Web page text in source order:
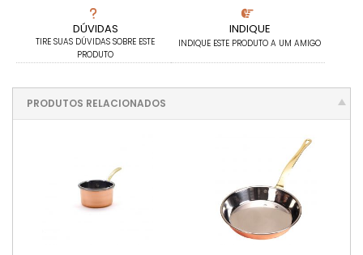
DÚVIDAS
TIRE SUAS DÚVIDAS SOBRE ESTE
PRODUTO
INDIQUE
INDIQUE ESTE PRODUTO A UM AMIGO
PRODUTOS RELACIONADOS